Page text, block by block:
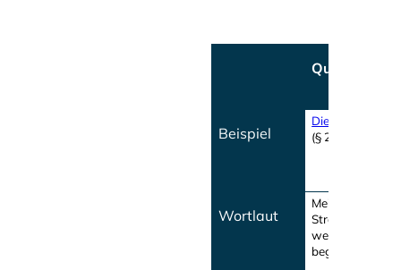
Qualifikation
Beispiel
Diebstahl mit
(§ 244 StGB)
Wortlaut
Meist: „Mit
Strafmaß] wird
wer [das
begeht und